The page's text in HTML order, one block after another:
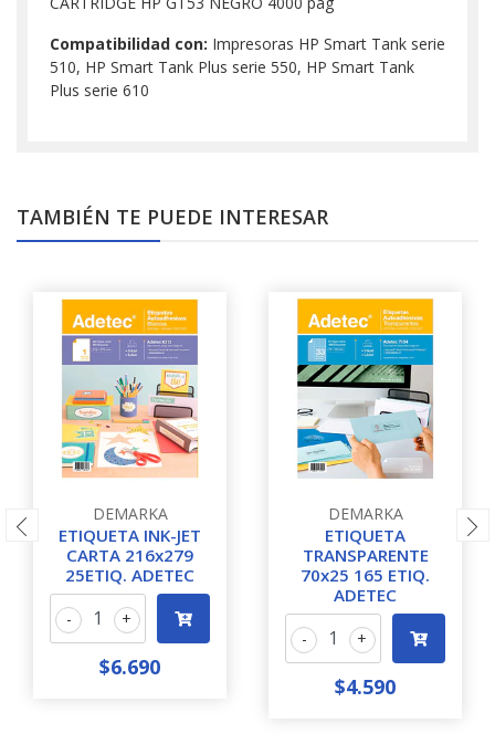
Compatibilidad con: Impresoras HP Smart Tank serie
510, HP Smart Tank Plus serie 550, HP Smart Tank
Plus serie 610
TAMBIÉN TE PUEDE INTERESAR
DEMARKA
ETIQUETA INK-JET
CARTA 216x279
25ETIQ. ADETEC
+
-
$6.690
DEMARKA
ETIQUETA
TRANSPARENTE
70x25 165 ETIQ.
ADETEC
+
-
$4.590